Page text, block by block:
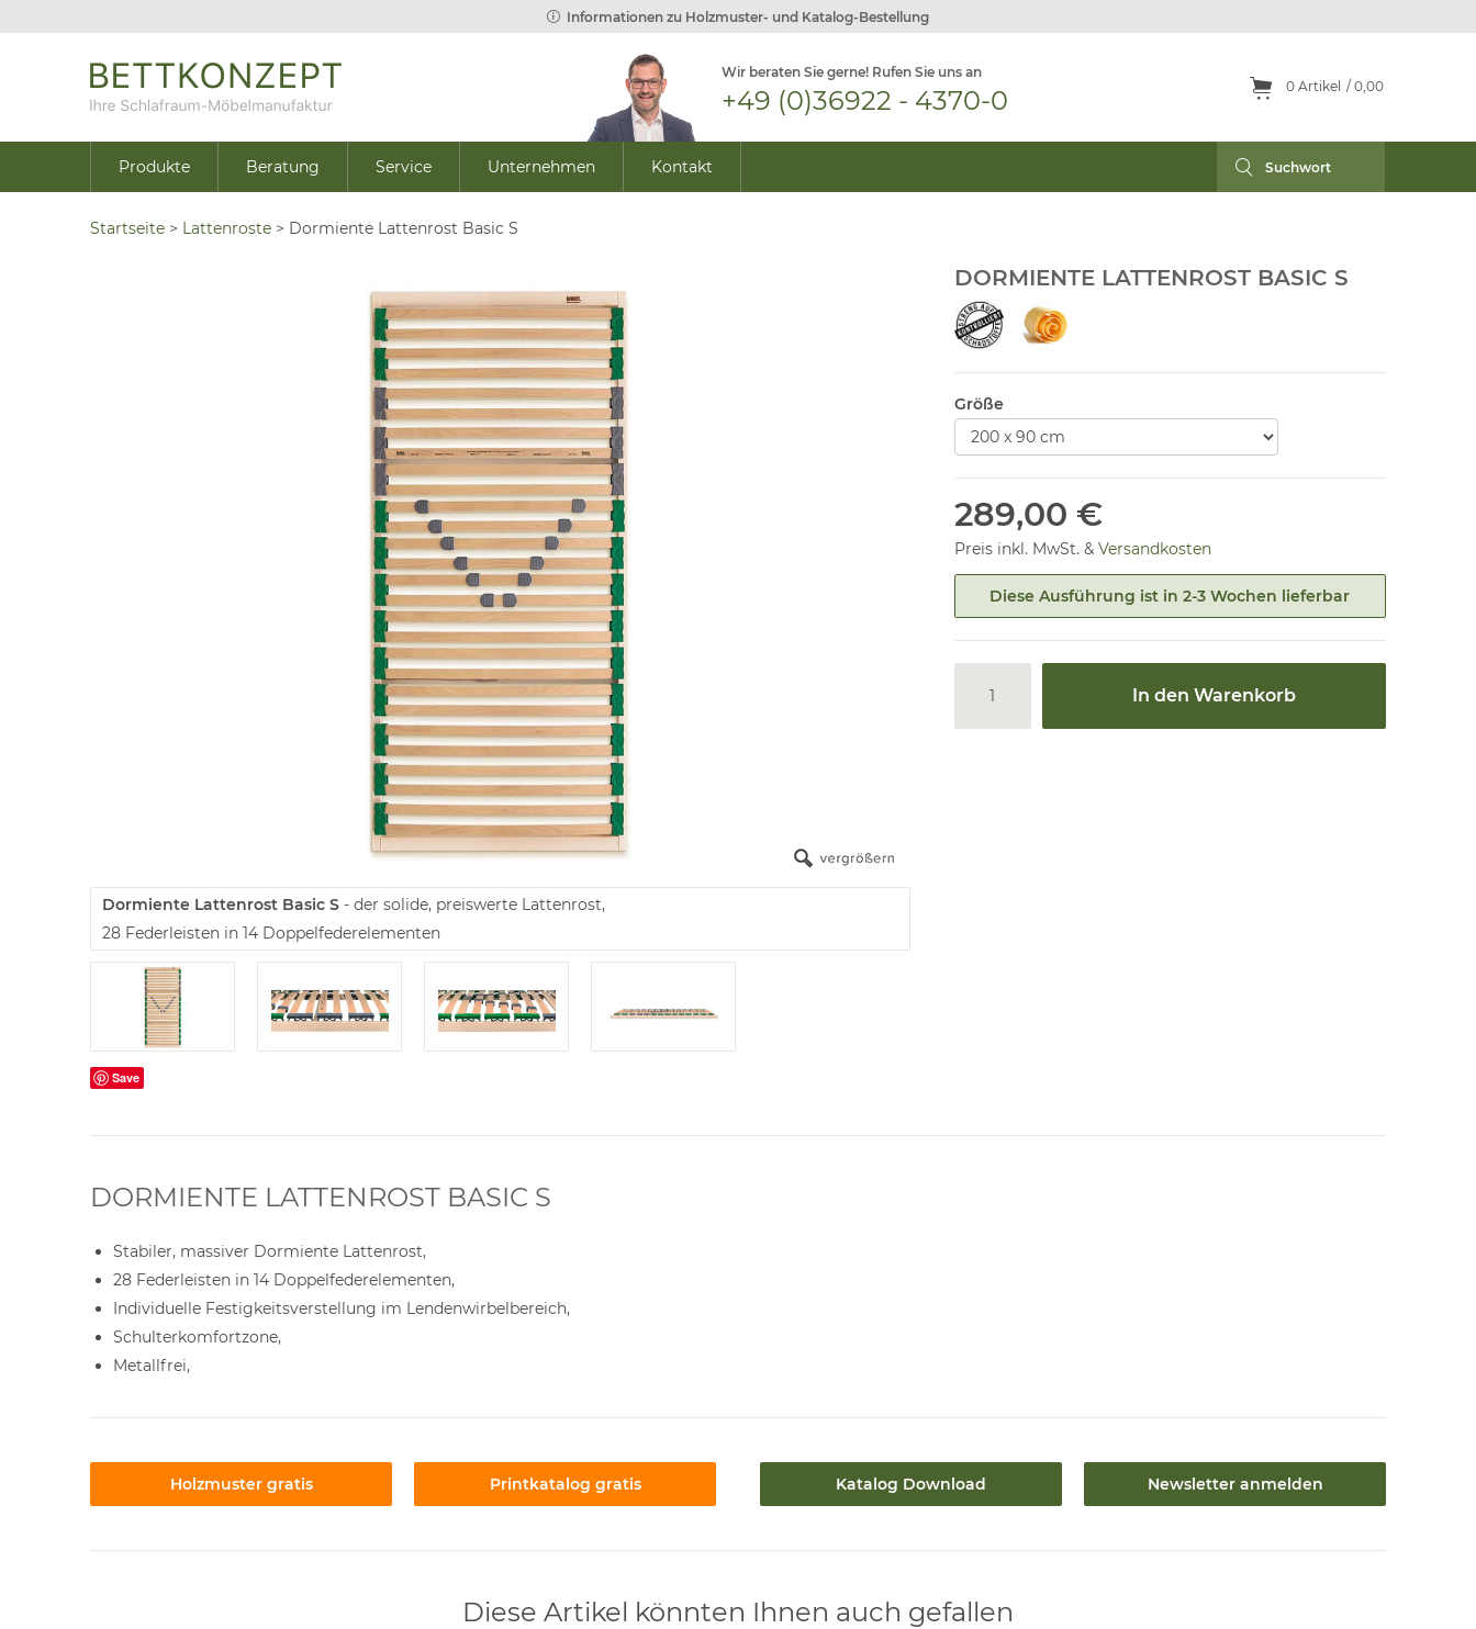
Informationen zu Holzmuster- und Katalog-Bestellung
Wir beraten Sie gerne! Rufen Sie uns an
+49 (0)36922 - 4370-0 0 Artikel 0,00
Produkte Beratung Service Unternehmen Kontakt
Startseite > Lattenroste > Dormiente Lattenrost Basic S
Dormiente Lattenrost Basic S - der solide, preiswerte Lattenrost,
28 Federleisten in 14 Doppelfederelementen
Save
DORMIENTE LATTENROST BASIC S
Größe
289,00 €
Preis inkl. MwSt. & Versandkosten
Diese Ausführung ist in 2-3 Wochen lieferbar
In den Warenkorb
DORMIENTE LATTENROST BASIC S
Stabiler, massiver Dormiente Lattenrost,
28 Federleisten in 14 Doppelfederelementen,
Individuelle Festigkeitsverstellung im Lendenwirbelbereich,
Schulterkomfortzone,
Metallfrei,
Holzmuster gratis Printkatalog gratis Katalog Download Newsletter anmelden
Diese Artikel könnten Ihnen auch gefallen